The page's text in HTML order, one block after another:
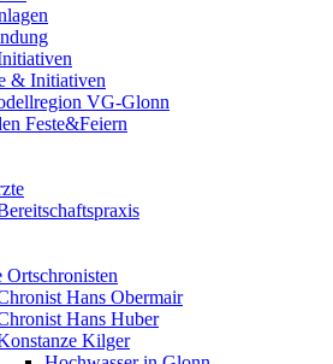
& Initiativen
VG-Glonn
Feste&Feiern
Ortschronisten
Hans Obermair
Hans Huber
Kilger